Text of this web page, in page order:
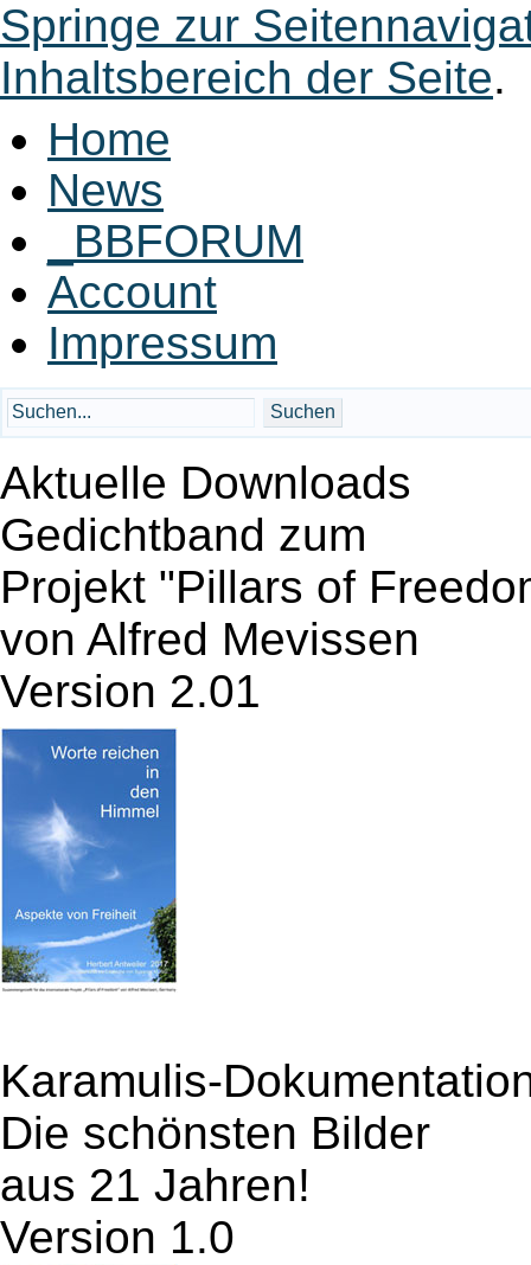
Springe zur
Inhaltsbereich der Seite.
Home
News
_BBFORUM
Account
Impressum
Aktuelle Downloads
Gedichtband zum
Projekt "Pillars of
von Alfred Mevissen
Version 2.01
Karamulis-
Die schönsten Bilder
aus 21 Jahren!
Version 1.0